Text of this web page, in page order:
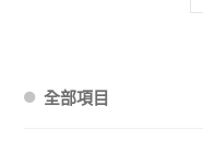
全部項目